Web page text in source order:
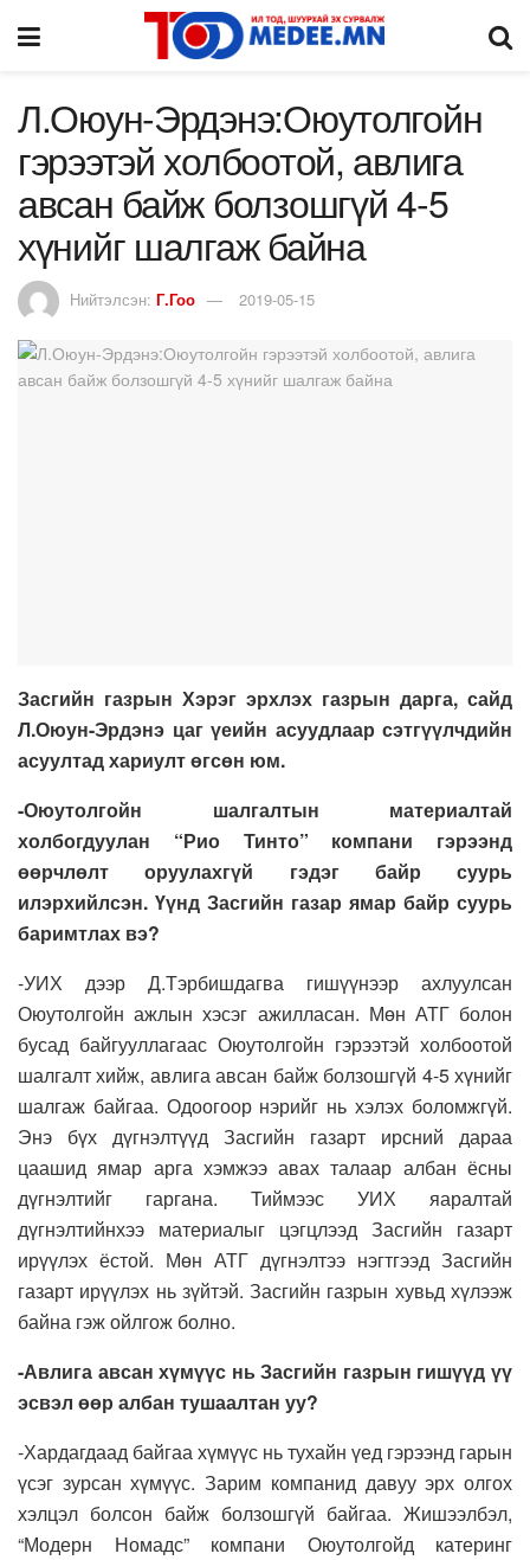
Л.Оюун-Эрдэнэ:Оюутолгойн
гэрээтэй холбоотой, авлига
авсан байж болзошгүй 4-5
хүнийг шалгаж байна
Нийтэлсэн: Г.Гоо 2019-05-15
Засгийн газрын Хэрэг эрхлэх газрын дарга, сайд
Л.Оюун-Эрдэнэ цаг үеийн асуудлаар сэтгүүлчдийн
асуул­тад хариулт өгсөн юм.
-Оюутолгойн шалгалтын материал­тай
холбогдуулан “Рио Тинто” компани гэрээнд
өөрчлөлт оруулахгүй гэдэг байр суурь
илэрхийлсэн. Үүнд Засгийн газар ямар байр суурь
баримтлах вэ?
-УИХ дээр Д.Тэрбишдагва гишүүнээр ахлуулсан
Оюутолгойн ажлын хэсэг ажилласан. Мөн АТГ болон
бусад байгууллагаас Оюутолгойн гэрээтэй холбоотой
шалгалт хийж, авлига авсан байж болзошгүй 4-5 хүнийг
шалгаж байгаа. Одоогоор нэрийг нь хэлэх боломжгүй.
Энэ бүх дүгнэлтүүд Засгийн газарт ирсний дараа
цаашид ямар арга хэмжээ авах талаар албан ёсны
дүгнэлтийг гаргана. Тиймээс УИХ яаралтай
дүгнэлтийнхээ материалыг цэгцлээд Засгийн газарт
ирүүлэх ёстой. Мөн АТГ дүгнэлтээ нэгтгээд Засгийн
газарт ирүүлэх нь зүйтэй. Засгийн газрын хувьд хүлээж
байна гэж ойлгож болно.
-Авлига авсан хүмүүс нь Засгийн газрын гишүүд үү
эсвэл өөр албан тушаалтан уу?
-Хардагдаад байгаа хүмүүс нь тухайн үед гэрээнд гарын
үсэг зурсан хүмүүс. Зарим компанид давуу эрх олгох
хэлцэл болсон байж болзошгүй байгаа. Жишээлбэл,
“Модерн Номадс” компани Оюутолгойд катеринг